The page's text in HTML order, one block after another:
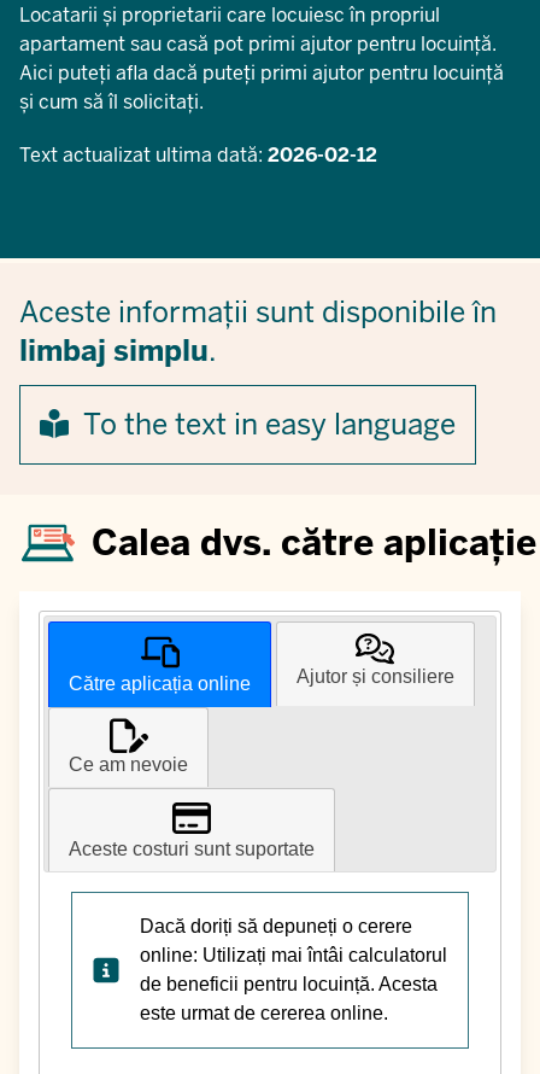
Locatarii și proprietarii care locuiesc în propriul
apartament sau casă pot primi ajutor pentru locuință.
Aici puteți afla dacă puteți primi ajutor pentru locuință
și cum să îl solicitați.
Text actualizat ultima dată: 2026-02-12
Aceste informații sunt disponibile în
limbaj simplu.
To the text in easy language
Calea dvs. către aplicație
Către aplicația online Ajutor și consiliere
Ce am nevoie
Aceste costuri sunt suportate
Dacă doriți să depuneți o cerere
online: Utilizați mai întâi calculatorul
de beneficii pentru locuință. Acesta
este urmat de cererea online.